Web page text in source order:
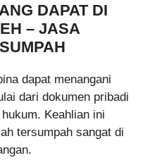
DAPAT DI
– JASA
dapat menangani
dari dokumen pribadi
Keahlian ini
tersumpah sangat di